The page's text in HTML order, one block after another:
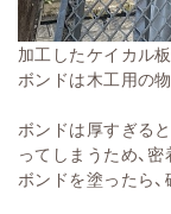
加工したケイカル
ボンドは木工用の
ボンドは厚すぎる
ってしまうため、
ボンドを塗ったら